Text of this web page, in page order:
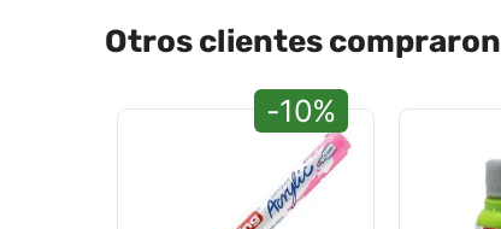
Otros clientes compraron
-10%